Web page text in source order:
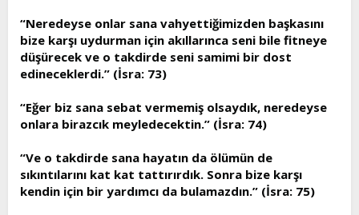
“Neredeyse onlar sana vahyettiğimizden başkasını
bize karşı uydurman için akıllarınca seni bile fitneye
düşürecek ve o takdirde seni samimi bir dost
edineceklerdi.” (İsra: 73)
“Eğer biz sana sebat vermemiş olsaydık, neredeyse
onlara birazcık meyledecektin.” (İsra: 74)
“Ve o takdirde sana hayatın da ölümün de
sıkıntılarını kat kat tattırırdık. Sonra bize karşı
kendin için bir yardımcı da bulamazdın.” (İsra: 75)